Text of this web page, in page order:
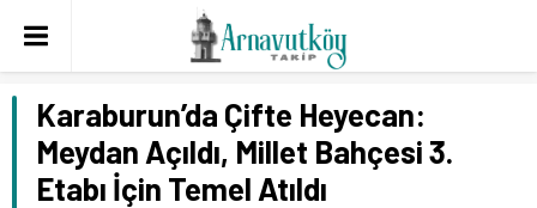
Karaburun’da Çifte Heyecan:
Meydan Açıldı, Millet Bahçesi 3.
Etabı İçin Temel Atıldı